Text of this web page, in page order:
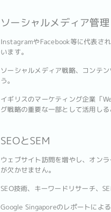
ソーシャルメディア管理
InstagramやFacebook等に代表さ
います。
ソーシャルメディア戦略、コンテ
う。
イギリスのマーケティング企業「
グ戦略の重要な一部として活用しる
SEOとSEM
ウェブサイト訪問を増やし、オン
が欠かせません。
SEO技術、キーワードリサーチ、
Google Singaporeのレポートによ